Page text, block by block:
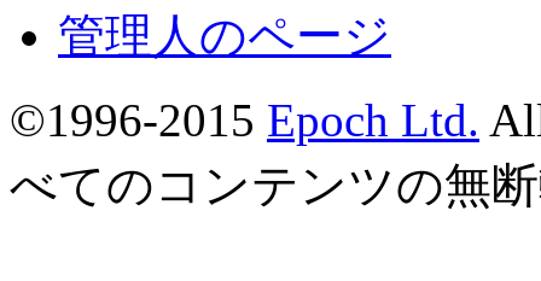
管理人のページ
©1996-2015 Epoch Ltd.
べてのコンテンツの無